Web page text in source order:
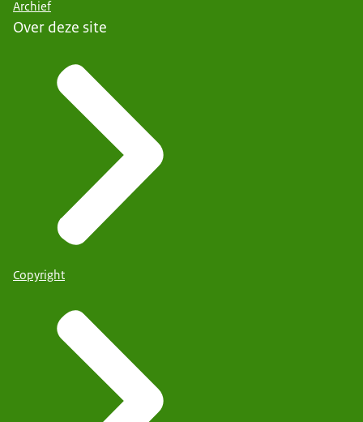
Archief
Over deze site
Copyright